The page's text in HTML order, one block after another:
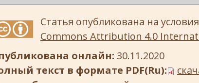
Статья опубликована на
Commons Attribution 4.0
онлайн: 30.11.2020
текст в формате PDF(Ru):